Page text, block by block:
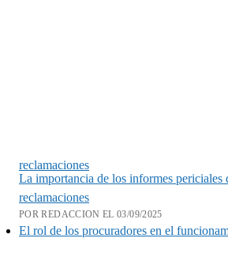
reclamaciones
La importancia de los informes periciales
reclamaciones
POR REDACCION EL 03/09/2025
El rol de los procuradores en el